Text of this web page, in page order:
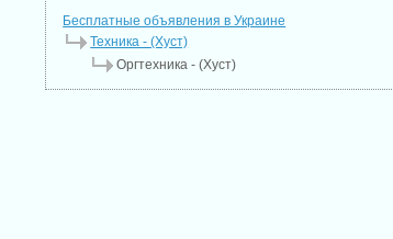
Бесплатные объявления в Украине
Техника - (Хуст)
Оргтехника - (Хуст)